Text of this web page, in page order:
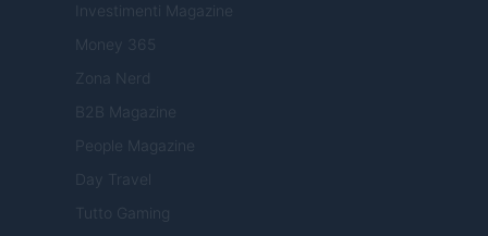
Investimenti Magazine
Money 365
Zona Nerd
B2B Magazine
People Magazine
Day Travel
Tutto Gaming